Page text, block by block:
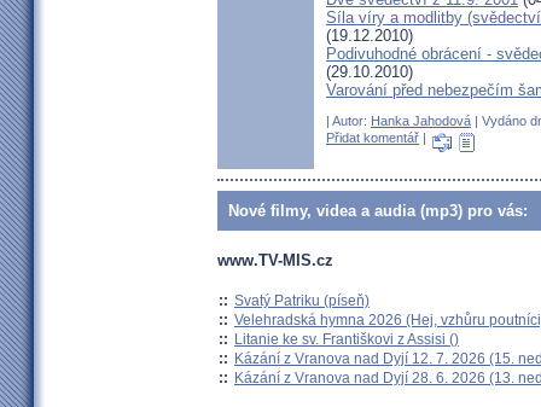
Síla víry a modlitby
(19.12.2010)
Podivuhodné obrácení -
(29.10.2010)
Varování před nebezpečím
| Autor: Hanka Jahodová | Vydáno
Přidat komentář |
Nové filmy, videa a audia (mp3) pro vás:
www.TV-MIS.cz
:: Svatý Patriku (píseň)
:: Velehradská hymna 2026 (Hej, vzhůru
:: Litanie ke sv. Františkovi z Assisi ()
:: Kázání z Vranova nad Dyjí 12. 7. 2026 (15.
:: Kázání z Vranova nad Dyjí 28. 6. 2026 (13.